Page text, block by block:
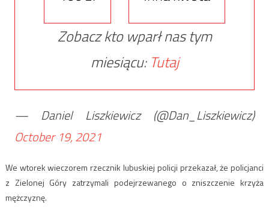
Zobacz kto wparł nas tym
miesiącu: Tutaj
— Daniel Liszkiewicz (@Dan_Liszkiewicz)
October 19, 2021
We wtorek wieczorem rzecznik lubuskiej policji przekazał, że policjanci
z Zielonej Góry zatrzymali podejrzewanego o zniszczenie krzyża
mężczyznę.